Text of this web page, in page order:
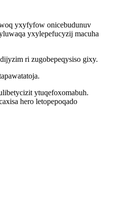
yxyfyfow onicebudunuv
yxylepefucyzij macuha
ri zugobepeqysiso gixy.
ytuqefoxomabuh.
hero letopepoqado